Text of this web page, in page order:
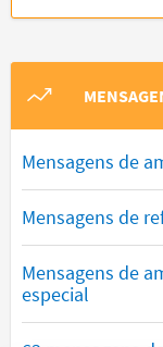
Mensagens de
Mensagens de
Mensagens de
especial